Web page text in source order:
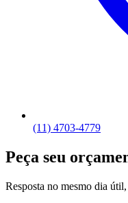
(11) 4703-4779
Peça seu
Resposta no mesmo dia